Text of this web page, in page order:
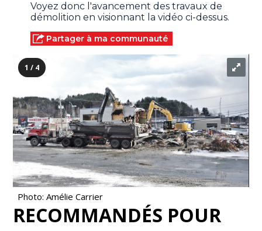
Voyez donc l'avancement des travaux de
démolition en visionnant la vidéo ci-dessus.
Partager à ma communauté
1 / 4
Photo: Amélie Carrier
RECOMMANDÉS POUR